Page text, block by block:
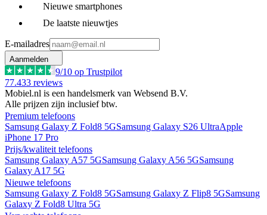
Nieuwe smartphones
De laatste nieuwtjes
E-mailadres
Aanmelden
9/10 op Trustpilot
77.433 reviews
Mobiel.nl is een handelsmerk van Websend B.V.
Alle prijzen zijn inclusief btw.
Premium telefoons
Samsung Galaxy Z Fold8 5GSamsung Galaxy S26 UltraApple
iPhone 17 Pro
Prijs/kwaliteit telefoons
Samsung Galaxy A57 5GSamsung Galaxy A56 5GSamsung
Galaxy A17 5G
Nieuwe telefoons
Samsung Galaxy Z Fold8 5GSamsung Galaxy Z Flip8 5GSamsung
Galaxy Z Fold8 Ultra 5G